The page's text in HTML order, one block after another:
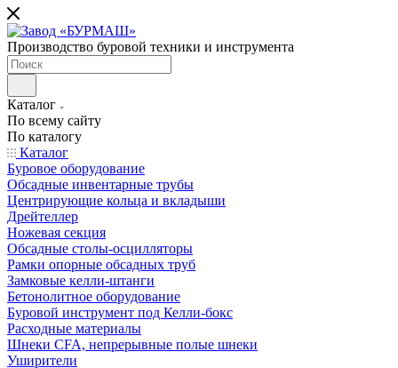
Производство буровой техники и инструмента
Каталог
По всему сайту
По каталогу
Каталог
Буровое оборудование
Обсадные инвентарные трубы
Центрирующие кольца и вкладыши
Дрейтеллер
Ножевая секция
Обсадные столы-осцилляторы
Рамки опорные обсадных труб
Замковые келли-штанги
Бетонолитное оборудование
Буровой инструмент под Келли-бокс
Расходные материалы
Шнеки CFA, непрерывные полые шнеки
Уширители